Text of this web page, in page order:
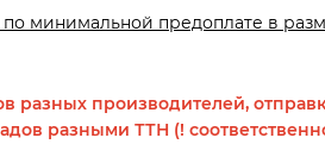
минимальной предоплате в
разных производителей,
разными ТТН (!